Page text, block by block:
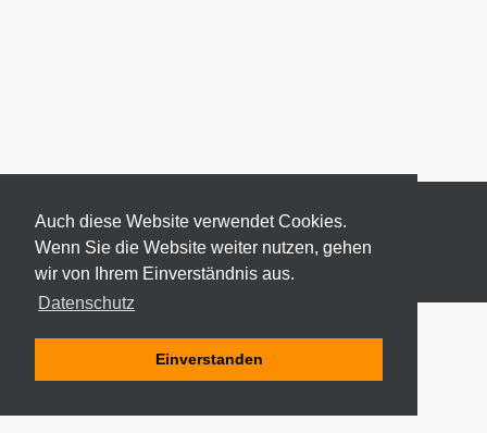
Auch diese Website verwendet Cookies.
Wenn Sie die Website weiter nutzen, gehen
wir von Ihrem Einverständnis aus.
Datenschutz
Einverstanden
© 2026 ODEKI - ALLE RECHTE VORBEHALTEN